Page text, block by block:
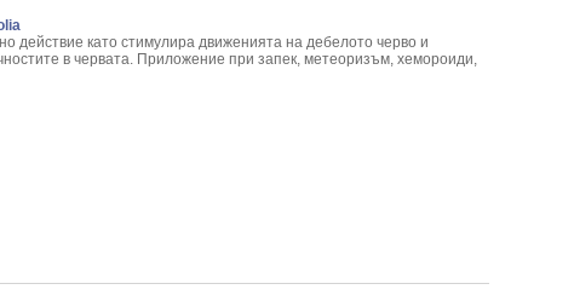
Balsamita
Saxifraga
Eupatoria L.
нокти/ - Lonicera caprifolium
europaeum L.
действие като стимулира движенията на дебелото черво и
в червата. Приложение при запек, метеоризъм, хемороиди,